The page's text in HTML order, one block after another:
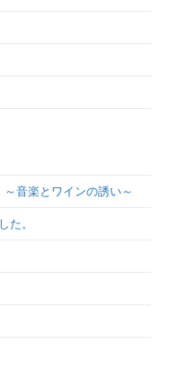
音楽とワインの誘い～
た。